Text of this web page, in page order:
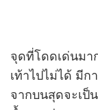
จุดที่โดดเด่นมา
เท้าไปไม่ได้ มีก
จากบนสุดจะเป็